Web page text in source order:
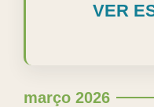
VER
março 2026